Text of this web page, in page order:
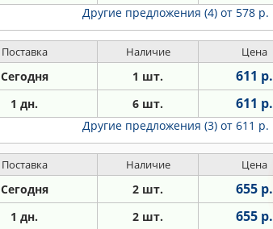
Другие предложения (4) от 578 р.
Поставка Наличие Цена
Сегодня 1 шт. 611 р.
1 дн. 6 шт. 611 р.
Другие предложения (3) от 611 р.
Поставка Наличие Цена
Сегодня 2 шт. 655 р.
1 дн. 2 шт. 655 р.